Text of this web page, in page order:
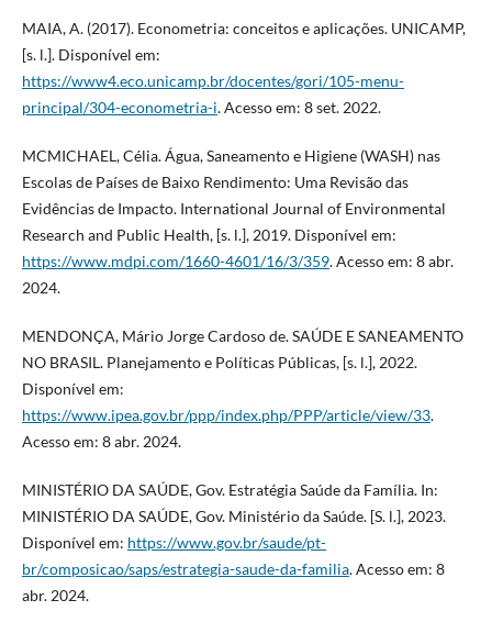
MAIA, A. (2017). Econometria: conceitos e aplicações. UNICAMP,
[s. l.]. Disponível em:
https://www4.eco.unicamp.br/docentes/gori/105-menu-
principal/304-econometria-i. Acesso em: 8 set. 2022.
MCMICHAEL, Célia. Água, Saneamento e Higiene (WASH) nas
Escolas de Países de Baixo Rendimento: Uma Revisão das
Evidências de Impacto. International Journal of Environmental
Research and Public Health, [s. l.], 2019. Disponível em:
https://www.mdpi.com/1660-4601/16/3/359. Acesso em: 8 abr.
2024.
MENDONÇA, Mário Jorge Cardoso de. SAÚDE E SANEAMENTO
NO BRASIL. Planejamento e Políticas Públicas, [s. l.], 2022.
Disponível em:
https://www.ipea.gov.br/ppp/index.php/PPP/article/view/33.
Acesso em: 8 abr. 2024.
MINISTÉRIO DA SAÚDE, Gov. Estratégia Saúde da Família. In:
MINISTÉRIO DA SAÚDE, Gov. Ministério da Saúde. [S. l.], 2023.
Disponível em: https://www.gov.br/saude/pt-
br/composicao/saps/estrategia-saude-da-familia. Acesso em: 8
abr. 2024.